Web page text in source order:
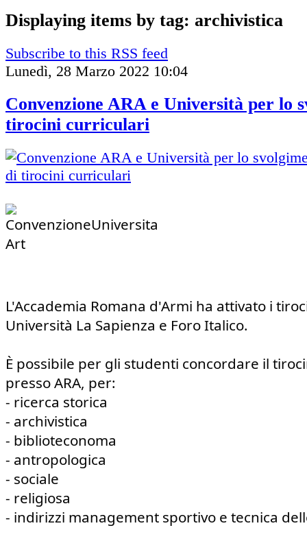
Displaying items by tag: archivistica
Subscribe to this RSS feed
Lunedì, 28 Marzo 2022 10:04
Convenzione ARA e Università per lo
tirocini curriculari
L'Accademia Romana d'Armi ha attivato i
Università La Sapienza e Foro Italico.
È possibile per gli studenti concordare il
presso ARA, per:
- ricerca storica
- archivistica
- biblioteconoma
- antropologica
- sociale
- religiosa
- indirizzi management sportivo e tecnica